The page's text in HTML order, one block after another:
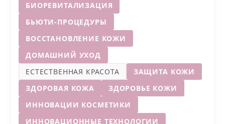
БИОРЕВИТАЛИЗАЦИЯ
БЬЮТИ-ПРОЦЕДУРЫ
ВОССТАНОВЛЕНИЕ КОЖИ
ДОМАШНИЙ УХОД
ЕСТЕСТВЕННАЯ КРАСОТА
ЗАЩИТА КОЖИ
ЗДОРОВАЯ КОЖА
ЗДОРОВЬЕ КОЖИ
ИННОВАЦИИ КОСМЕТИКИ
ИННОВАЦИОННЫЕ ТЕХНОЛОГИИ